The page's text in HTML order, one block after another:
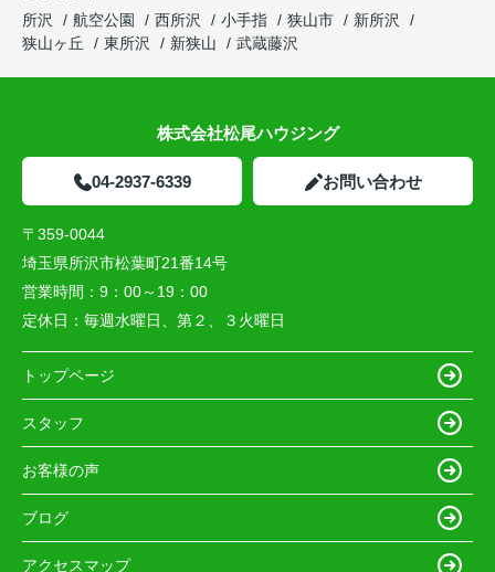
所沢
航空公園 西所沢 小手指 狭山市
新所沢
狭山ヶ丘
東所沢 新狭山 武蔵藤沢
株式会社松尾ハウジング
04-2937-6339 お問い合わせ
〒359-0044
埼玉県所沢市松葉町21番14号
営業時間： 9：00～19：00
定休日： 毎週水曜日、第２、３火曜日
トップページ
スタッフ
お客様の声
ブログ
アクセスマップ